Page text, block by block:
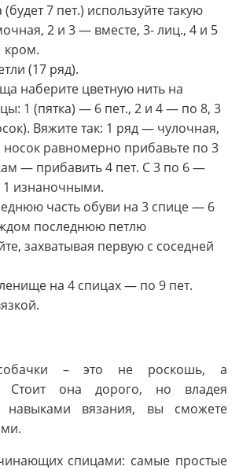
7 пет.) используйте такую
2 и 3 — вместе, 3- лиц., 4 и 5
кром.
(17 ряд).
наберите цветную нить на
1 (пятка) — 6 пет., 2 и 4 — по 8, 3
Вяжите так: 1 ряд — чулочная,
равномерно прибавьте по 3
— прибавить 4 пет. С 3 по 6 —
1 изнаночными.
часть обуви на 3 спице — 6
последнюю петлю
захватывая первую с соседней
на 4 спицах — по 9 пет.
– это не роскошь, а
Стоит она дорого, но владея
навыками вязания, вы сможете
спицами: самые простые